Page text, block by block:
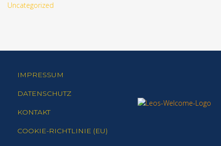
Uncategorized
IMPRESSUM
DATENSCHUTZ
KONTAKT
COOKIE-RICHTLINIE (EU)